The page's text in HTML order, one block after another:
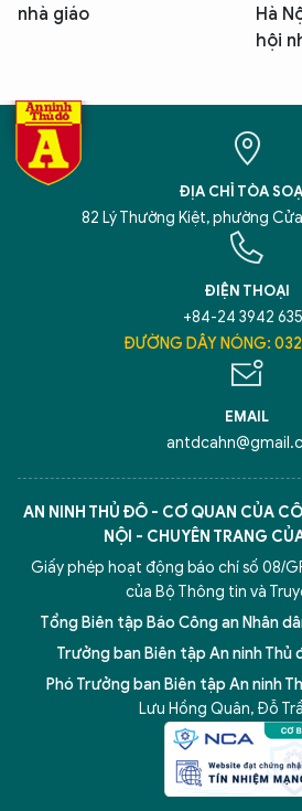
nhà giáo
Hà
hội
ĐỊA CHỈ TÒA
82 Lý Thường Kiệt, phường
ĐIỆN THOẠI
+84-24 3942
ĐƯỜNG DÂY NÓNG:
EMAIL
AN NINH THỦ ĐÔ - CƠ QUAN CỦA
NỘI - CHUYÊN TRANG
Giấy phép hoạt động báo chí số 08/
của Bộ Thông tin và
Tổng Biên tập Báo Công an Nhân
Trưởng ban Biên tập An ninh Thủ
Phó Trưởng ban Biên tập An ninh
Lưu Hồng Quân, Đỗ
5 điểm nghẽn của Hà Nội giải